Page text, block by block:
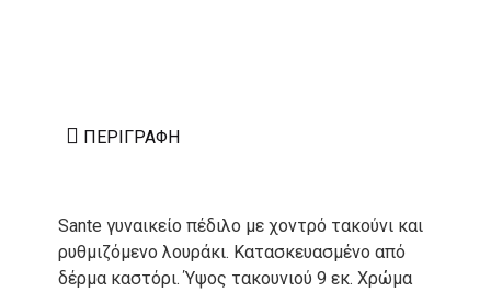
ΠΕΡΙΓΡΑΦΉ
Sante γυναικείο πέδιλο με χοντρό τακούνι και
ρυθμιζόμενο λουράκι. Κατασκευασμένο από
δέρμα καστόρι. Ύψος τακουνιού 9 εκ. Χρώμα